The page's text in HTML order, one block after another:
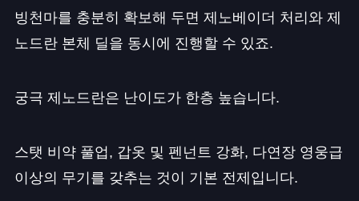
빙천마를 충분히 확보해 두면 제노베이더 처리와 제
노드란 본체 딜을 동시에 진행할 수 있죠.
궁극 제노드란은 난이도가 한층 높습니다.
스탯 비약 풀업, 갑옷 및 펜넌트 강화, 다연장 영웅급
이상의 무기를 갖추는 것이 기본 전제입니다.